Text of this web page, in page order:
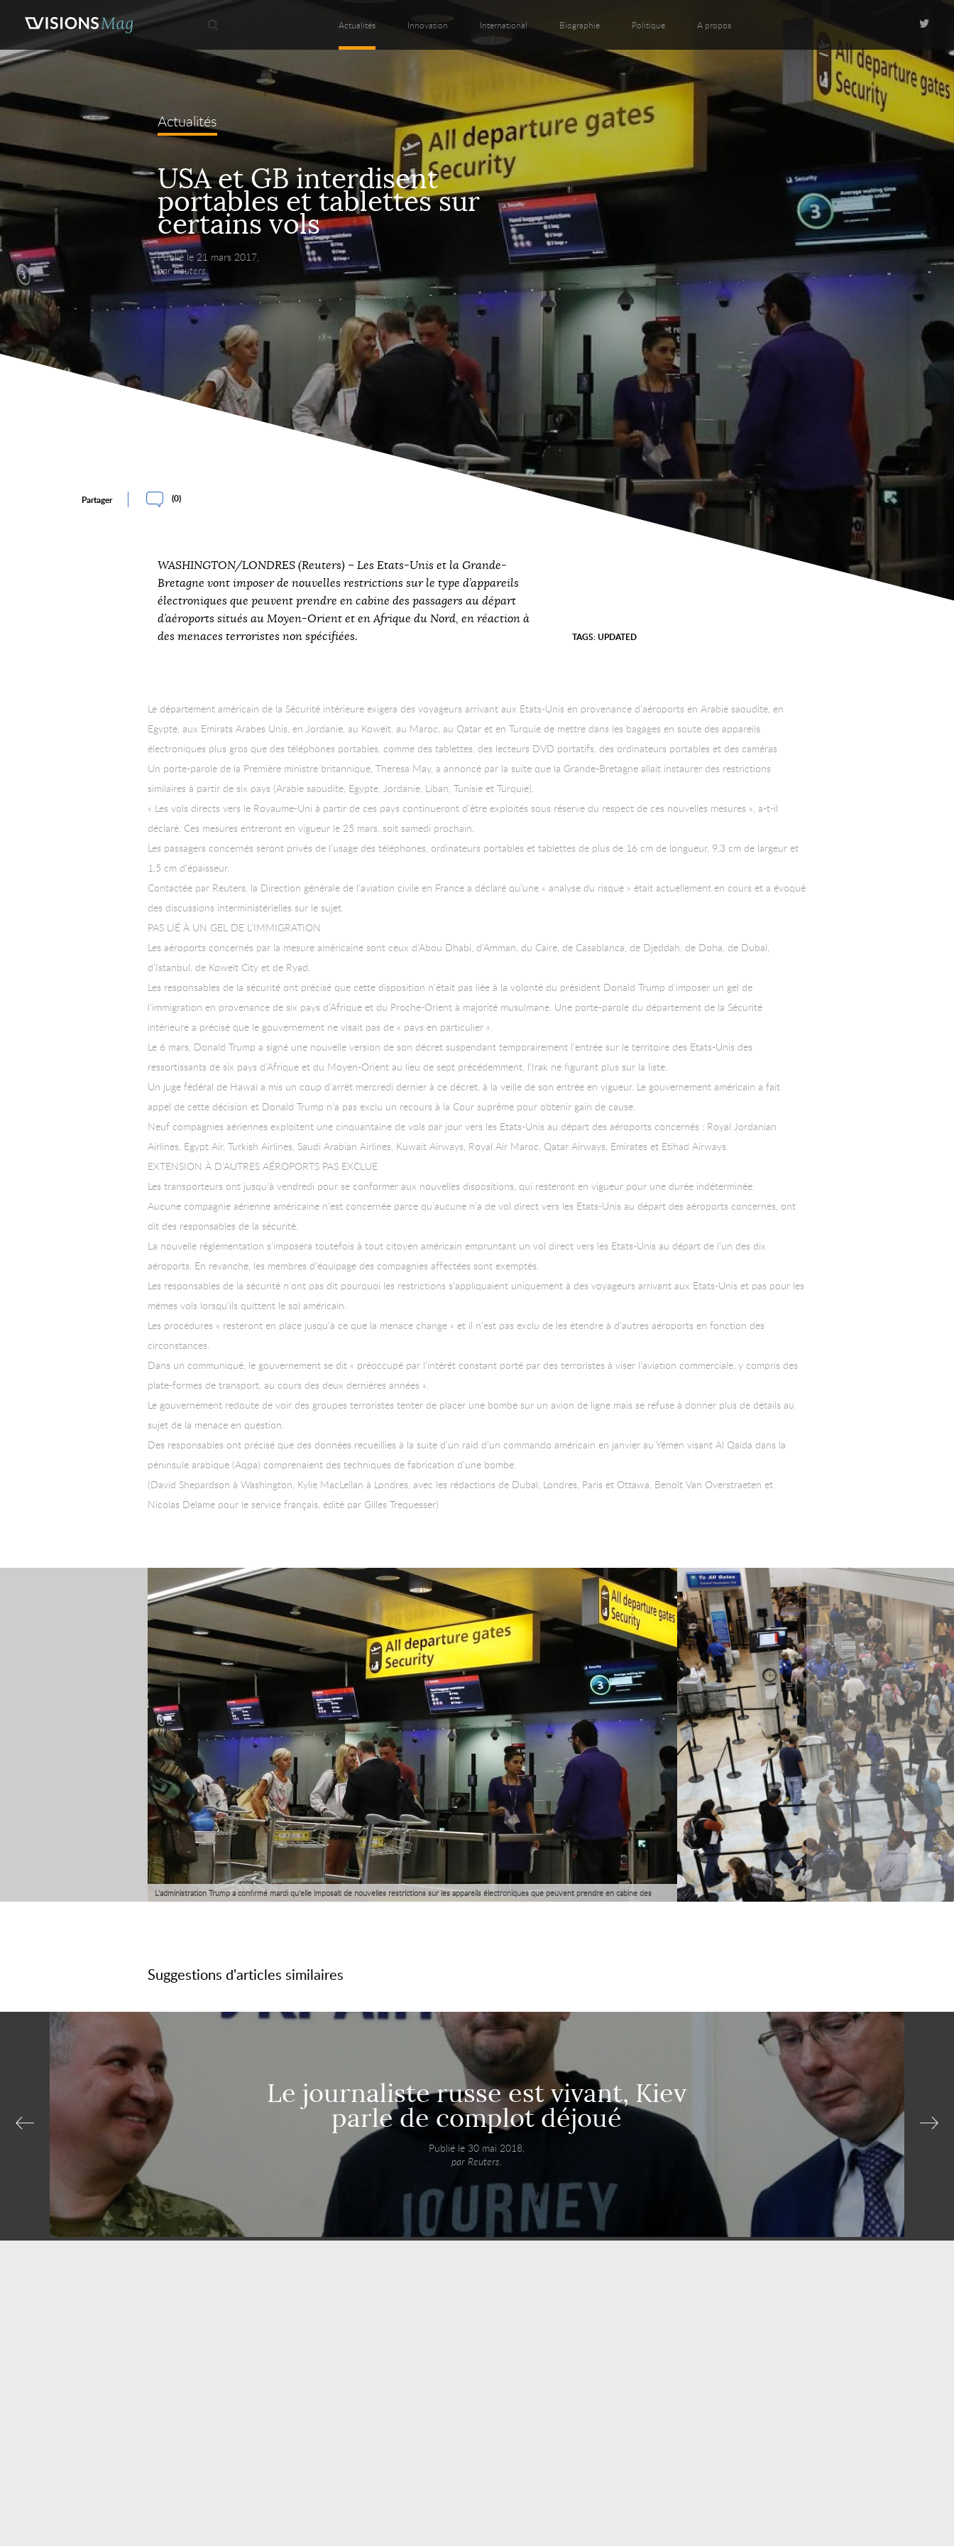
Actualités Innovation International Biographie Politique A propos
Actualités
USA et GB interdisent
portables et tablettes sur
certains vols
Publié le 21 mars 2017,
par Reuters.
Partager (0)
WASHINGTON/LONDRES (Reuters) – Les Etats-Unis et la Grande-
Bretagne vont imposer de nouvelles restrictions sur le type d’appareils
électroniques que peuvent prendre en cabine des passagers au départ
d’aéroports situés au Moyen-Orient et en Afrique du Nord, en réaction à
des menaces terroristes non spécifiées.
TAGS:UPDATED
Le département américain de la Sécurité intérieure exigera des voyageurs arrivant aux Etats-Unis en provenance d’aéroports en Arabie saoudite, en
Egypte, aux Emirats Arabes Unis, en Jordanie, au Koweït, au Maroc, au Qatar et en Turquie de mettre dans les bagages en soute des appareils
électroniques plus gros que des téléphones portables, comme des tablettes, des lecteurs DVD portatifs, des ordinateurs portables et des caméras
Un porte-parole de la Première ministre britannique, Theresa May, a annoncé par la suite que la Grande-Bretagne allait instaurer des restrictions
similaires à partir de six pays (Arabie saoudite, Egypte, Jordanie, Liban, Tunisie et Turquie).
« Les vols directs vers le Royaume-Uni à partir de ces pays continueront d’être exploités sous réserve du respect de ces nouvelles mesures », a-t-il
déclaré. Ces mesures entreront en vigueur le 25 mars, soit samedi prochain.
Les passagers concernés seront privés de l’usage des téléphones, ordinateurs portables et tablettes de plus de 16 cm de longueur, 9,3 cm de largeur et
1,5 cm d’épaisseur.
Contactée par Reuters, la Direction générale de l’aviation civile en France a déclaré qu’une « analyse du risque » était actuellement en cours et a évoqué
des discussions interministérielles sur le sujet.
PAS LIÉ À UN GEL DE L’IMMIGRATION
Les aéroports concernés par la mesure américaine sont ceux d’Abou Dhabi, d’Amman, du Caire, de Casablanca, de Djeddah, de Doha, de Dubaï,
d’Istanbul, de Koweït City et de Ryad.
Les responsables de la sécurité ont précisé que cette disposition n’était pas liée à la volonté du président Donald Trump d’imposer un gel de
l’immigration en provenance de six pays d’Afrique et du Proche-Orient à majorité musulmane. Une porte-parole du département de la Sécurité
intérieure a précisé que le gouvernement ne visait pas de « pays en particulier ».
Le 6 mars, Donald Trump a signé une nouvelle version de son décret suspendant temporairement l’entrée sur le territoire des Etats-Unis des
ressortissants de six pays d’Afrique et du Moyen-Orient au lieu de sept précédemment, l’Irak ne figurant plus sur la liste.
Un juge fédéral de Hawaï a mis un coup d’arrêt mercredi dernier à ce décret, à la veille de son entrée en vigueur. Le gouvernement américain a fait
appel de cette décision et Donald Trump n’a pas exclu un recours à la Cour suprême pour obtenir gain de cause.
Neuf compagnies aériennes exploitent une cinquantaine de vols par jour vers les Etats-Unis au départ des aéroports concernés : Royal Jordanian
Airlines, Egypt Air, Turkish Airlines, Saudi Arabian Airlines, Kuwait Airways, Royal Air Maroc, Qatar Airways, Emirates et Etihad Airways.
EXTENSION À D’AUTRES AÉROPORTS PAS EXCLUE
Les transporteurs ont jusqu’à vendredi pour se conformer aux nouvelles dispositions, qui resteront en vigueur pour une durée indéterminée.
Aucune compagnie aérienne américaine n’est concernée parce qu’aucune n’a de vol direct vers les Etats-Unis au départ des aéroports concernés, ont
dit des responsables de la sécurité.
La nouvelle réglementation s’imposera toutefois à tout citoyen américain empruntant un vol direct vers les Etats-Unis au départ de l’un des dix
aéroports. En revanche, les membres d’équipage des compagnies affectées sont exemptés.
Les responsables de la sécurité n’ont pas dit pourquoi les restrictions s’appliquaient uniquement à des voyageurs arrivant aux Etats-Unis et pas pour les
mêmes vols lorsqu’ils quittent le sol américain.
Les procédures « resteront en place jusqu’à ce que la menace change » et il n’est pas exclu de les étendre à d’autres aéroports en fonction des
circonstances.
Dans un communiqué, le gouvernement se dit « préoccupé par l’intérêt constant porté par des terroristes à viser l’aviation commerciale, y compris des
plate-formes de transport, au cours des deux dernières années ».
Le gouvernement redoute de voir des groupes terroristes tenter de placer une bombe sur un avion de ligne mais se refuse à donner plus de détails au
sujet de la menace en question.
Des responsables ont précisé que des données recueillies à la suite d’un raid d’un commando américain en janvier au Yémen visant Al Qaïda dans la
péninsule arabique (Aqpa) comprenaient des techniques de fabrication d’une bombe.
(David Shepardson à Washington, Kylie MacLellan à Londres, avec les rédactions de Dubaï, Londres, Paris et Ottawa, Benoît Van Overstraeten et
Nicolas Delame pour le service français, édité par Gilles Trequesser)
L'administration Trump a confirmé mardi qu'elle imposait de nouvelles restrictions sur les appareils électroniques que peuvent prendre en cabine des
Suggestions d'articles similaires
Le journaliste russe est vivant, Kiev
parle de complot déjoué
Publié le 30 mai 2018,
par Reuters.